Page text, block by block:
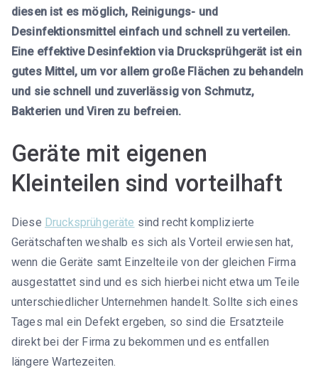
diesen ist es möglich, Reinigungs- und
Desinfektionsmittel einfach und schnell zu verteilen.
Eine effektive Desinfektion via Drucksprühgerät ist ein
gutes Mittel, um vor allem große Flächen zu behandeln
und sie schnell und zuverlässig von Schmutz,
Bakterien und Viren zu befreien.
Geräte mit eigenen
Kleinteilen sind vorteilhaft
Diese Drucksprühgeräte sind recht komplizierte
Gerätschaften weshalb es sich als Vorteil erwiesen hat,
wenn die Geräte samt Einzelteile von der gleichen Firma
ausgestattet sind und es sich hierbei nicht etwa um Teile
unterschiedlicher Unternehmen handelt. Sollte sich eines
Tages mal ein Defekt ergeben, so sind die Ersatzteile
direkt bei der Firma zu bekommen und es entfallen
längere Wartezeiten.